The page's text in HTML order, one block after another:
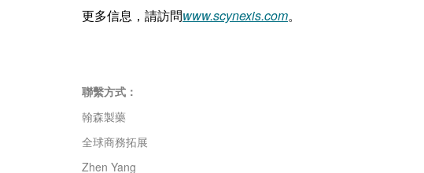
更多信息，請訪問www.scynexis.com。
聯繫方式：
翰森製藥
全球商務拓展
Zhen Yang